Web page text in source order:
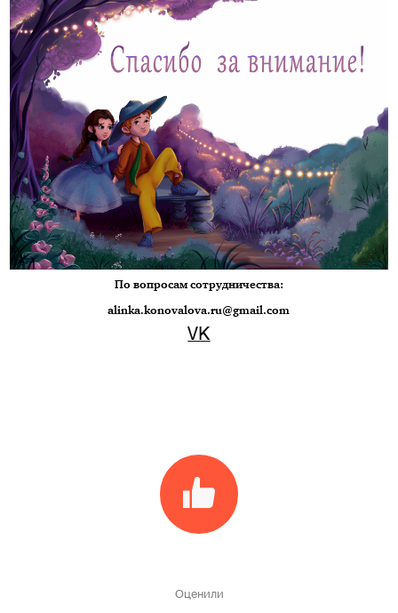
По вопросам сотрудничества:
alinka.konovalova.ru@gmail.com
VK
Оценили